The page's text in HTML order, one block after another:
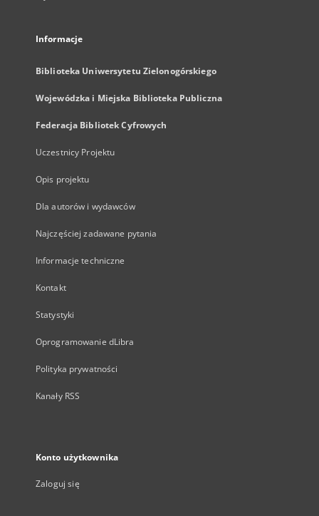
Informacje
Biblioteka Uniwersytetu Zielonogórskiego
Wojewódzka i Miejska Biblioteka Publiczna
Federacja Bibliotek Cyfrowych
Uczestnicy Projektu
Opis projektu
Dla autorów i wydawców
Najczęściej zadawane pytania
Informacje techniczne
Kontakt
Statystyki
Oprogramowanie dLibra
Polityka prywatności
Kanały RSS
Konto użytkownika
Zaloguj się